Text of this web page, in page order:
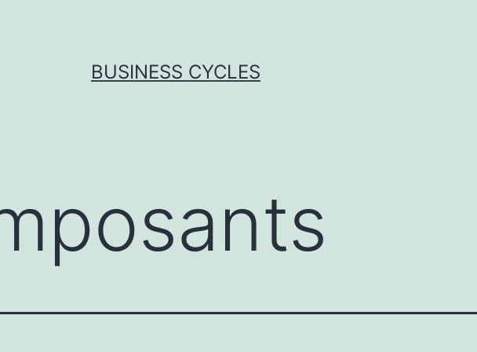
BUSINESS CYCLES